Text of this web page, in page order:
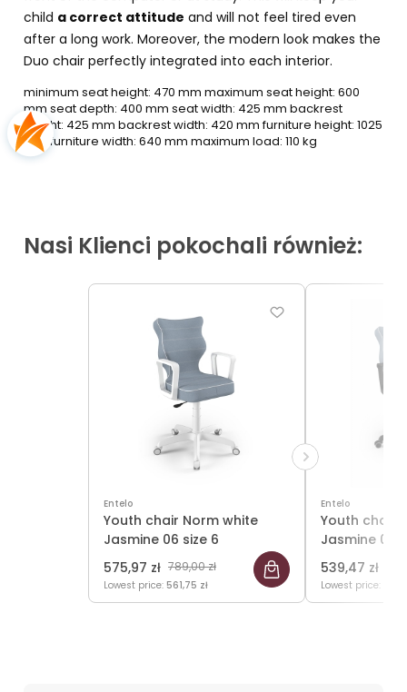
child a correct attitude and will not feel tired even
after a long work. Moreover, the modern look makes the
Duo chair perfectly integrated into each interior.
minimum seat height: 470 mm maximum seat height: 600
mm seat depth: 400 mm seat width: 425 mm backrest
height: 425 mm backrest width: 420 mm furniture height: 1025
mm furniture width: 640 mm maximum load: 110 kg
Nasi Klienci pokochali również:
Entelo
Youth chair Norm white
Jasmine 06 size 6
575,97 zł 789,00 zł
Lowest price: 561,75 zł
Entelo
Youth chair
Jasmine 06
539,47 zł
Lowest price: